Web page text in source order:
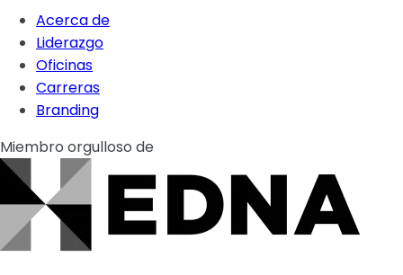
Acerca de
Liderazgo
Oficinas
Carreras
Branding
Miembro orgulloso de